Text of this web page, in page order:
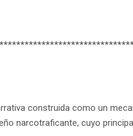
construida como un
narcotraficante, cuyo